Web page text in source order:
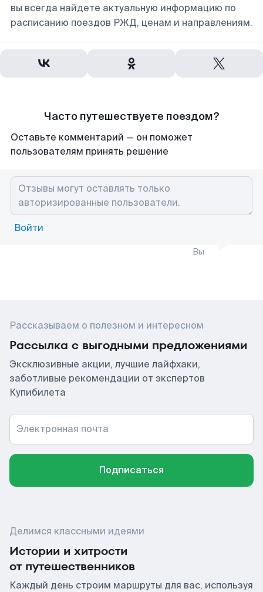
вы всегда найдете актуальную информацию по
расписанию поездов РЖД, ценам и направлениям.
Часто путешествуете поездом?
Оставьте комментарий — он поможет
пользователям принять решение
Войти
Вы
Рассказываем о полезном и интересном
Рассылка с выгодными предложениями
Эксклюзивные акции, лучшие лайфхаки,
заботливые рекомендации от экспертов
Купибилета
Электронная почта
Подписаться
Делимся классными идеями
Истории и хитрости
от путешественников
Каждый день строим маршруты для вас, используя